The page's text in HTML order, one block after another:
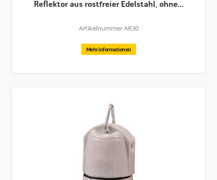
Reflektor aus rostfreier Edelstahl, ohne...
Artikelnummer AR30
Mehr informationen